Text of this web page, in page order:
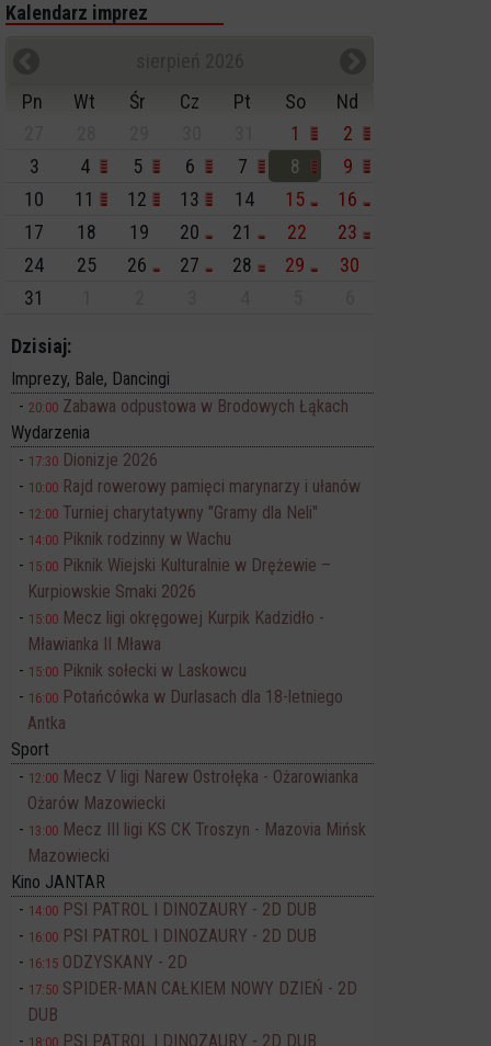
Kalendarz imprez
Pn
Wt Śr Cz Pt So
Nd
1
2
3
4 5 6 7 8
9
10
11 12 13 14 15
16
17
18 19 20 21 22
23
24
25 26 27 28 29
30
31
Dzisiaj:
Imprezy, Bale, Dancingi
20:00 Zabawa odpustowa w Brodowych Łąkach
Wydarzenia
17:30 Dionizje 2026
10:00 Rajd rowerowy pamięci marynarzy i ułanów
12:00 Turniej charytatywny "Gramy dla Neli"
14:00 Piknik rodzinny w Wachu
15:00 Piknik Wiejski Kulturalnie w Drężewie –
Kurpiowskie Smaki 2026
15:00 Mecz ligi okręgowej Kurpik Kadzidło -
Mławianka II Mława
15:00 Piknik sołecki w Laskowcu
16:00 Potańcówka w Durlasach dla 18-letniego
Antka
Sport
12:00 Mecz V ligi Narew Ostrołęka - Ożarowianka
Ożarów Mazowiecki
13:00 Mecz III ligi KS CK Troszyn - Mazovia Mińsk
Mazowiecki
Kino JANTAR
14:00 PSI PATROL I DINOZAURY - 2D DUB
16:00 PSI PATROL I DINOZAURY - 2D DUB
16:15 ODZYSKANY - 2D
17:50 SPIDER-MAN CAŁKIEM NOWY DZIEŃ - 2D
DUB
18:00 PSI PATROL I DINOZAURY - 2D DUB